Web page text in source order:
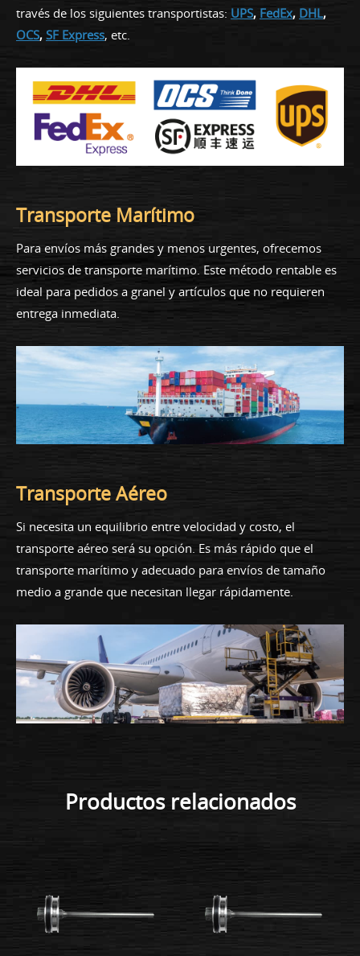
través de los siguientes transportistas: UPS, FedEx, DHL,
OCS, SF Express, etc.
Transporte Marítimo
Para envíos más grandes y menos urgentes, ofrecemos
servicios de transporte marítimo. Este método rentable es
ideal para pedidos a granel y artículos que no requieren
entrega inmediata.
Transporte Aéreo
Si necesita un equilibrio entre velocidad y costo, el
transporte aéreo será su opción. Es más rápido que el
transporte marítimo y adecuado para envíos de tamaño
medio a grande que necesitan llegar rápidamente.
Productos relacionados